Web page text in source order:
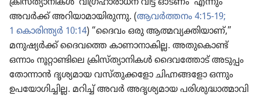
അവർക്ക്‌ അറിയാ​മാ​യി​രു​ന്നു. (ആവർത്തനം 4:15-19;
1 കൊരി​ന്ത്യർ 10:14) “ദൈവം ഒരു ആത്മവ്യ​ക്തി​യാണ്‌,”
മനുഷ്യർക്ക്‌ ദൈവത്തെ കാണാ​നാ​കില്ല. അതു​കൊണ്ട്‌
ഒന്നാം നൂറ്റാ​ണ്ടി​ലെ ക്രിസ്‌ത്യാ​നി​കൾ ദൈവ​ത്തോട്‌ അടുപ്പം
തോന്നാൻ ദൃശ്യ​മായ വസ്‌തു​ക്ക​ളോ ചിഹ്നങ്ങ​ളോ ഒന്നും
ഉപയോ​ഗി​ച്ചില്ല. മറിച്ച്‌ അവർ അദൃശ്യ​മായ പരിശു​ദ്ധാ​ത്മാ​വി​